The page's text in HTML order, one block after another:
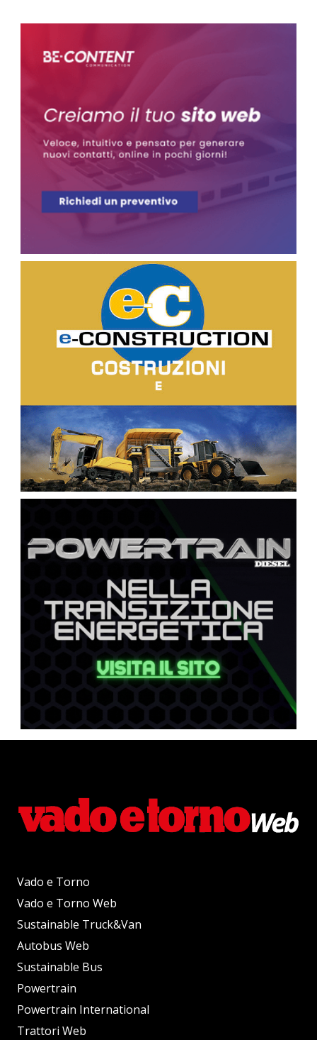
Vado e Torno
Vado e Torno Web
Sustainable Truck&Van
Autobus Web
Sustainable Bus
Powertrain
Powertrain International
Trattori Web